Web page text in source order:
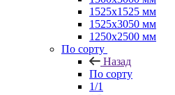
1525x1525 мм
1525х3050 мм
1250х2500 мм
По сорту
Назад
По сорту
1/1